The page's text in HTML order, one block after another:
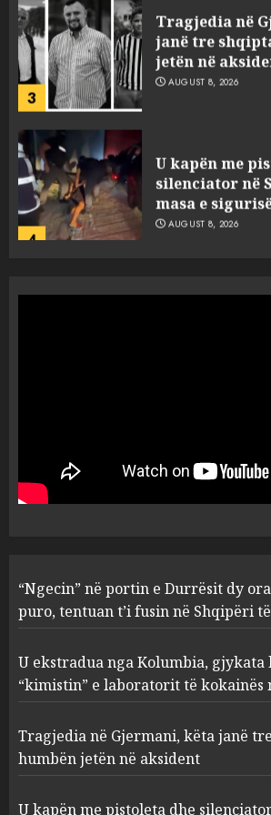
3
janë tre
jetën në
AUGUST 8, 2026
4
silenciator në
masa e
AUGUST 8, 2026
1
tentuan t’i
padeklaruara
AUGUST 8, 2026
2
gjykata lë në
laboratorit të
Frakull
janë tre
jetën në
AUGUST 8, 2026
“Ngecin” në portin e Durrësit dy
puro, tentuan t’i fusin në Shqipëri
U ekstradua nga Kolumbia, gjykata
“kimistin” e laboratorit të kokainës
Tragjedia në Gjermani, këta janë
humbën jetën në aksident
U kapën me pistoleta dhe